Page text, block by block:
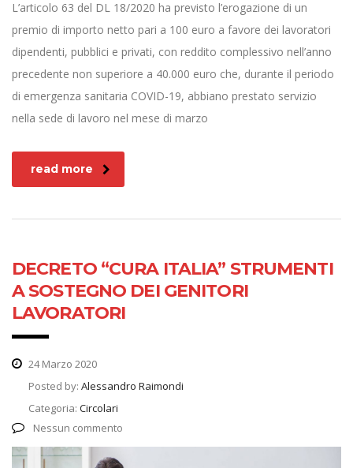
L’articolo 63 del DL 18/2020 ha previsto l’erogazione di un
premio di importo netto pari a 100 euro a favore dei lavoratori
dipendenti, pubblici e privati, con reddito complessivo nell’anno
precedente non superiore a 40.000 euro che, durante il periodo
di emergenza sanitaria COVID-19, abbiano prestato servizio
nella sede di lavoro nel mese di marzo
read more
DECRETO “CURA ITALIA” STRUMENTI
A SOSTEGNO DEI GENITORI
LAVORATORI
24 Marzo 2020
Posted by: Alessandro Raimondi
Categoria: Circolari
Nessun commento